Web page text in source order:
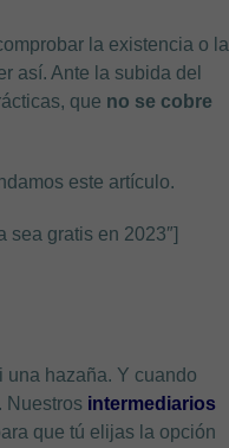
la existencia o la
así. Ante la subida del
que no se cobre
este artículo.
sea gratis en 2023″]
una hazaña. Y cuando
Nuestros intermediarios
que tú elijas la opción